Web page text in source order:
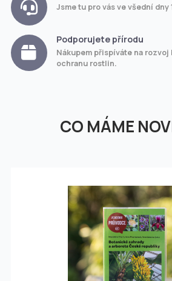
Jsme tu pro vás ve všední dny
Podporujete přírodu
Nákupem přispíváte na rozvoj
ochranu rostlin.
CO MÁME